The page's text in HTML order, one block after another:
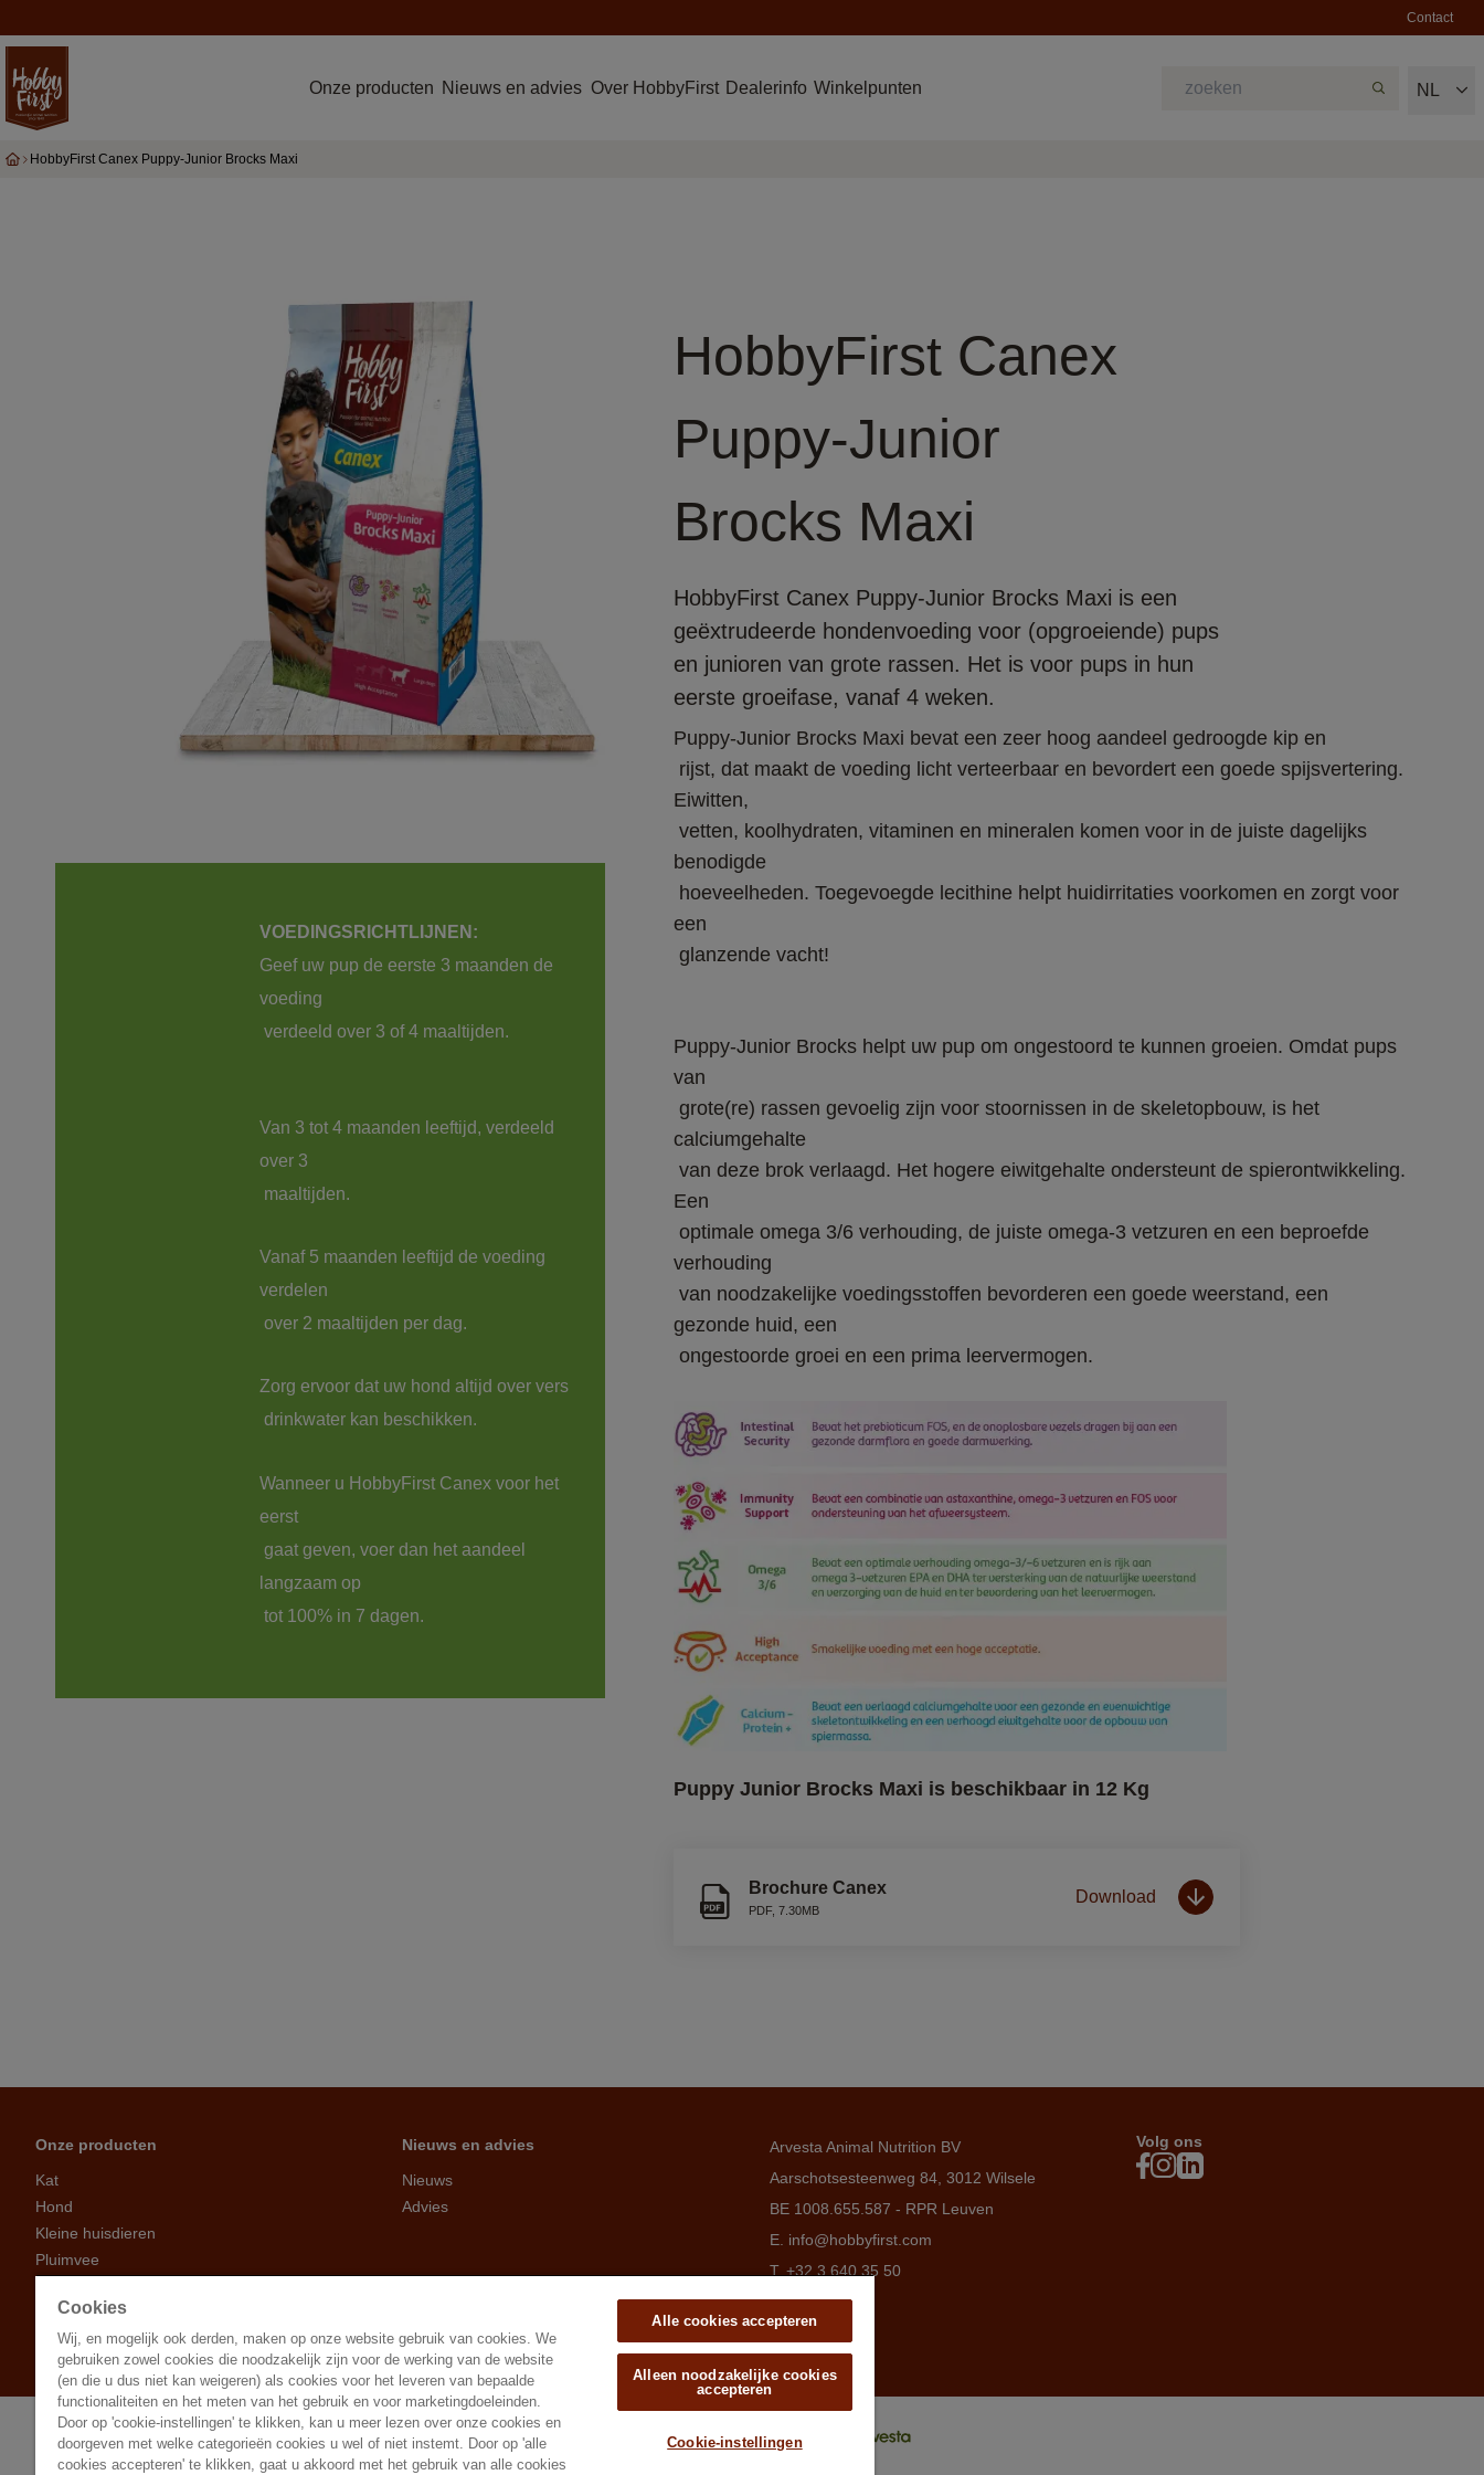
Contact
Onze producten Nieuws en advies Over HobbyFirst Dealerinfo Winkelpunten NL
HobbyFirst Canex Puppy-Junior Brocks Maxi
VOEDINGSRICHTLIJNEN:
Geef uw pup de eerste 3 maanden de
voeding
verdeeld over 3 of 4 maaltijden.
Van 3 tot 4 maanden leeftijd, verdeeld
over 3
Vanaf 5 maanden leeftijd de voeding
verdelen
Zorg ervoor dat uw hond altijd over vers
Wanneer u HobbyFirst Canex voor het
eerst
langzaam op
tot 100% in 7 dagen.
HobbyFirst Canex
Puppy-Junior
Brocks Maxi
HobbyFirst Canex Puppy-Junior Brocks Maxi is een
geëxtrudeerde hondenvoeding voor (opgroeiende) pups
en junioren van grote rassen. Het is voor pups in hun
eerste groeifase, vanaf 4 weken.
Puppy-Junior Brocks Maxi bevat een zeer hoog aandeel gedroogde kip en
Eiwitten,
benodigde
een
glanzende vacht!
Puppy-Junior Brocks helpt uw pup om ongestoord te kunnen groeien. Omdat pups
van
calciumgehalte
Een
verhouding
gezonde huid, een
ongestoorde groei en een prima leervermogen.
Puppy Junior Brocks Maxi is beschikbaar in 12 Kg
Brochure Canex
PDF, 7.30MB
Download
Onze producten
Kat
Hond
Kleine huisdieren
Pluimvee
Vogels
Tuinbezoekers
Nieuws en advies
Nieuws
Advies
Arvesta Animal Nutrition BV
Aarschotsesteenweg 84, 3012 Wilsele
BE 1008.655.587 - RPR Leuven
E. info@hobbyfirst.com
T. +32 3 640 35 50
Volg ons
Cookies
Wij, en mogelijk ook derden, maken op onze website gebruik van cookies. We
gebruiken zowel cookies die noodzakelijk zijn voor de werking van de website
(en die u dus niet kan weigeren) als cookies voor het leveren van bepaalde
functionaliteiten en het meten van het gebruik en voor marketingdoeleinden.
Door op 'cookie-instellingen' te klikken, kan u meer lezen over onze cookies en
doorgeven met welke categorieën cookies u wel of niet instemt. Door op 'alle
cookies accepteren' te klikken, gaat u akkoord met het gebruik van alle cookies
Alle cookies accepteren
Alleen noodzakelijke cookies
accepteren
Cookie-instellingen